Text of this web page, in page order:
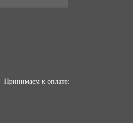
Принимаем к оплате: